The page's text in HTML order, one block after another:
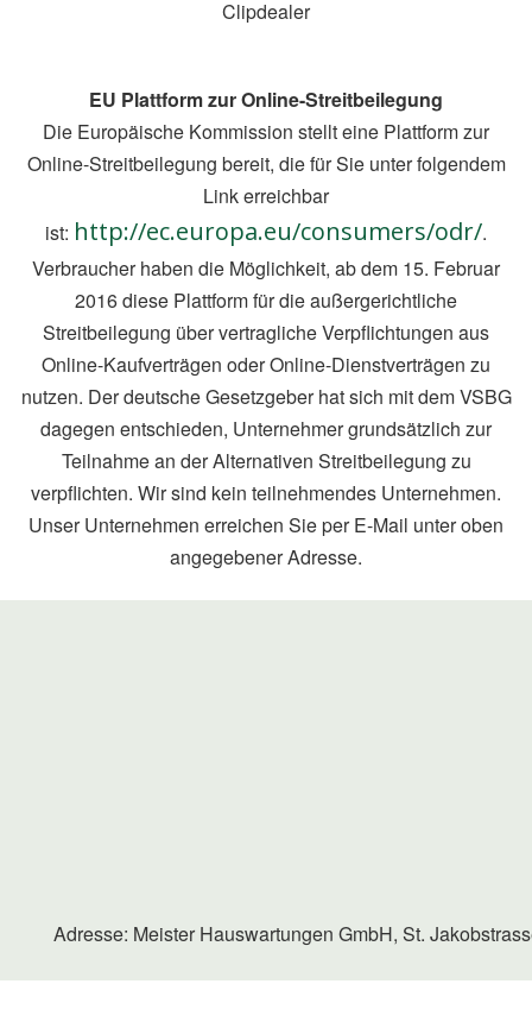
Clipdealer
EU Plattform zur Online-Streitbeilegung
Die Europäische Kommission stellt eine Plattform zur
Online-Streitbeilegung bereit, die für Sie unter folgendem
Link erreichbar
ist: http://ec.europa.eu/consumers/odr/.
Verbraucher haben die Möglichkeit, ab dem 15. Februar
2016 diese Plattform für die außergerichtliche
Streitbeilegung über vertragliche Verpflichtungen aus
Online-Kaufverträgen oder Online-Dienstverträgen zu
nutzen. Der deutsche Gesetzgeber hat sich mit dem VSBG
dagegen entschieden, Unternehmer grundsätzlich zur
Teilnahme an der Alternativen Streitbeilegung zu
verpflichten. Wir sind kein teilnehmendes Unternehmen.
Unser Unternehmen erreichen Sie per E-Mail unter oben
angegebener Adresse.
Adresse: Meister Hauswartungen GmbH, St.